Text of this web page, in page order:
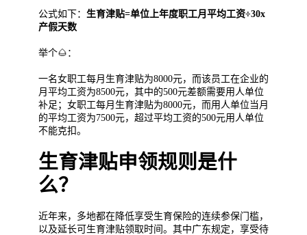
公式如下： 生育津贴=单位上年度职工月平均工资÷30x
产假天数
举个🌰：
一名女职工每月生育津贴为8000元，而该员工在企业的
月平均工资为8500元，其中的500元差额需要用人单位
补足；女职工每月生育津贴为8000元，而用人单位当月
的平均工资为7500元，超过平均工资的500元用人单位
不能克扣。
生育津贴申领规则是什
么？
近年来，多地都在降低享受生育保险的连续参保门槛，
以及延长可生育津贴领取时间。其中广东规定，享受待